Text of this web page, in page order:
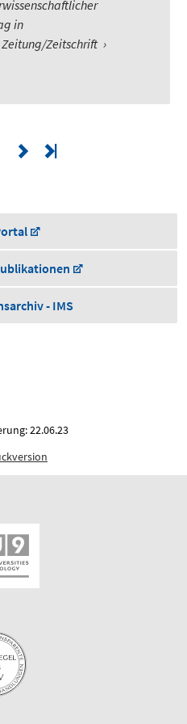
in
Zeitschrift ›
- IMS
22.06.23